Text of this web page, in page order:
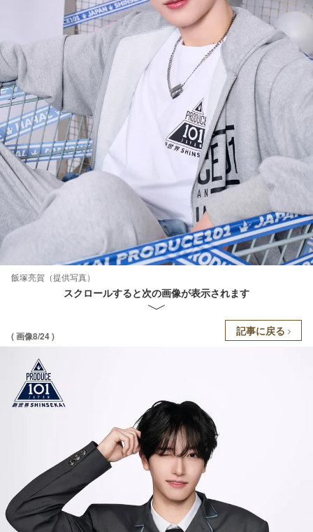
飯塚亮賀（提供写真）
スクロールすると次の画像が表示されます
( 画像8/24 ) 記事に戻る